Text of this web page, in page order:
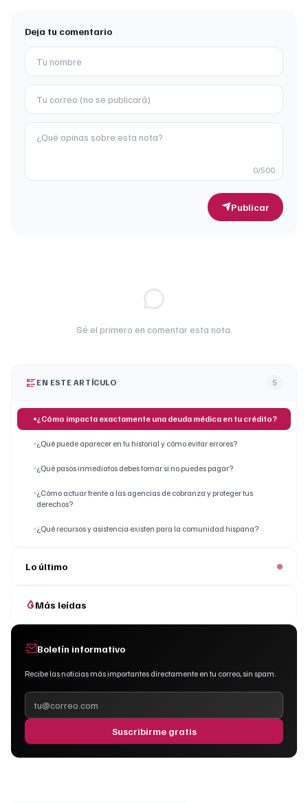
Deja tu comentario
0/500
Publicar
Sé el primero en comentar esta nota.
EN ESTE ARTÍCULO 5
¿Cómo impacta exactamente una deuda médica en tu crédito?
¿Qué puede aparecer en tu historial y cómo evitar errores?
¿Qué pasos inmediatos debes tomar si no puedes pagar?
¿Cómo actuar frente a las agencias de cobranza y proteger tus
derechos?
¿Qué recursos y asistencia existen para la comunidad hispana?
Lo último
Más leídas
Boletín informativo
Recibe las noticias más importantes directamente en tu correo, sin spam.
Suscribirme gratis